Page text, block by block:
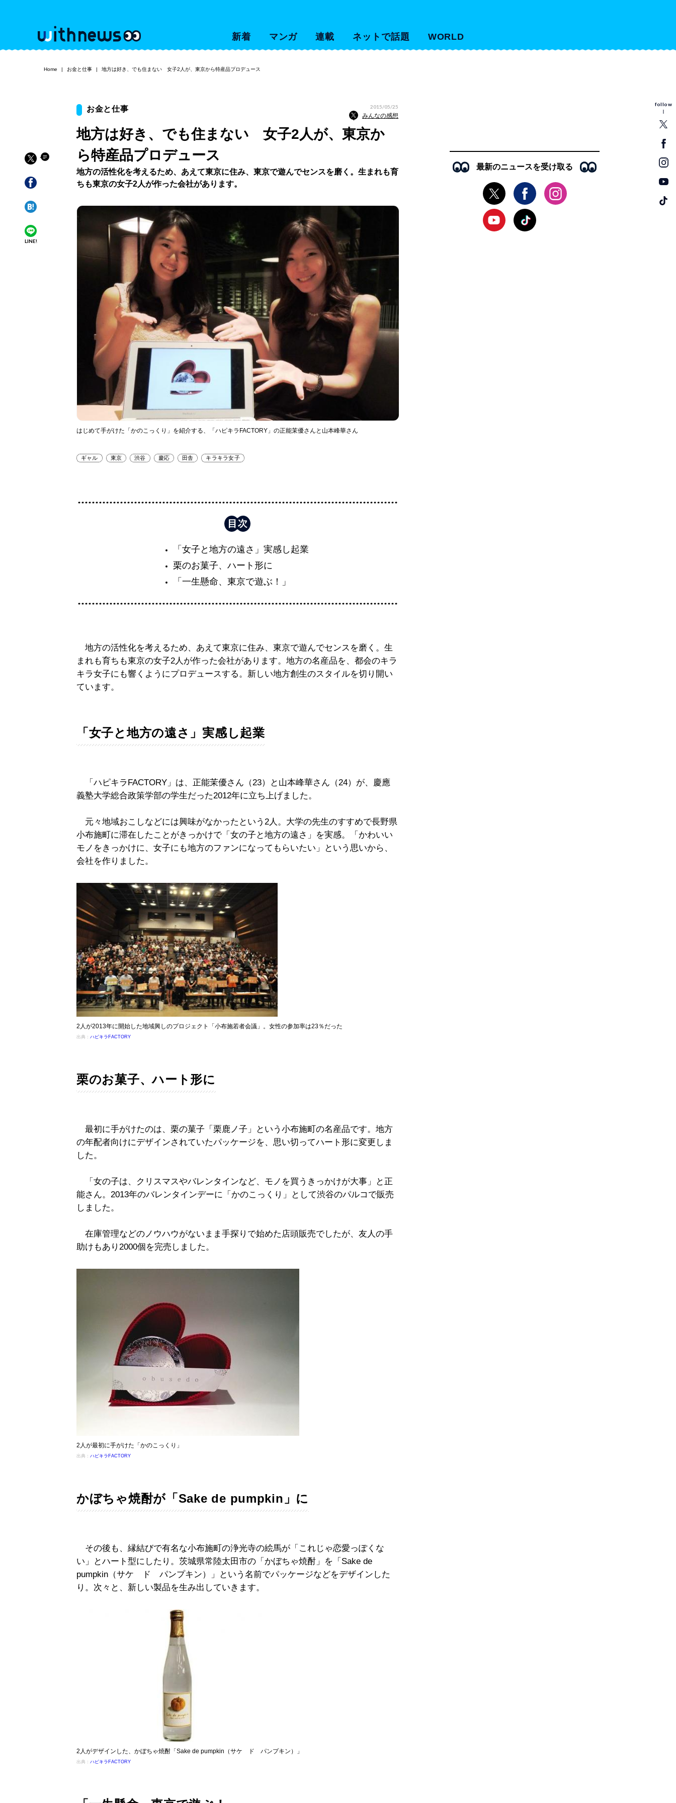
新着 マンガ 連載 ネットで話題 WORLD
follow
Home お金と仕事 地方は好き、でも住まない 女子2人が、東京から特産品プロデュース
LINE!
お金と仕事 2015/05/25
みんなの感想
地方は好き、でも住まない 女子2人が、東京か
ら特産品プロデュース
地方の活性化を考えるため、あえて東京に住み、東京で遊んでセンスを磨く。生まれも育
ちも東京の女子2人が作った会社があります。
はじめて手がけた「かのこっくり」を紹介する、「ハピキラFACTORY」の正能茉優さんと山本峰華さん
ギャル 東京 渋谷 慶応 田舎 キラキラ女子
「女子と地方の遠さ」実感し起業
栗のお菓子、ハート形に
「一生懸命、東京で遊ぶ！」
地方の活性化を考えるため、あえて東京に住み、東京で遊んでセンスを磨く。生
まれも育ちも東京の女子2人が作った会社があります。地方の名産品を、都会のキラ
キラ女子にも響くようにプロデュースする。新しい地方創生のスタイルを切り開い
ています。
「女子と地方の遠さ」実感し起業
「ハピキラFACTORY」は、正能茉優さん（23）と山本峰華さん（24）が、慶應
義塾大学総合政策学部の学生だった2012年に立ち上げました。
元々地域おこしなどには興味がなかったという2人。大学の先生のすすめで長野県
小布施町に滞在したことがきっかけで「女の子と地方の遠さ」を実感。「かわいい
モノをきっかけに、女子にも地方のファンになってもらいたい」という思いから、
会社を作りました。
2人が2013年に開始した地域興しのプロジェクト「小布施若者会議」。女性の参加率は23％だった
出典： ハピキラFACTORY
栗のお菓子、ハート形に
最初に手がけたのは、栗の菓子「栗鹿ノ子」という小布施町の名産品です。地方
の年配者向けにデザインされていたパッケージを、思い切ってハート形に変更しま
した。
「女の子は、クリスマスやバレンタインなど、モノを買うきっかけが大事」と正
能さん。2013年のバレンタインデーに「かのこっくり」として渋谷のパルコで販売
しました。
在庫管理などのノウハウがないまま手探りで始めた店頭販売でしたが、友人の手
助けもあり2000個を完売しました。
2人が最初に手がけた「かのこっくり」
出典： ハピキラFACTORY
かぼちゃ焼酎が「Sake de pumpkin」に
その後も、縁結びで有名な小布施町の浄光寺の絵馬が「これじゃ恋愛っぽくな
い」とハート型にしたり。茨城県常陸太田市の「かぼちゃ焼酎」を「Sake de
pumpkin（サケ ド パンプキン）」という名前でパッケージなどをデザインした
り。次々と、新しい製品を生み出していきます。
2人がデザインした、かぼちゃ焼酎「Sake de pumpkin（サケ ド パンプキン）」
出典： ハピキラFACTORY
最新のニュースを受け取る